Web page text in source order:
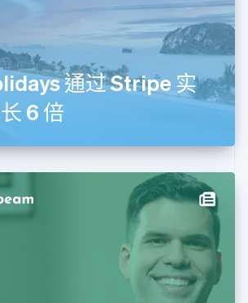
通过 Stripe 实
6 倍